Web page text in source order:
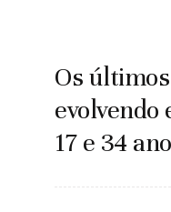
Os
evolvendo
17 e 34